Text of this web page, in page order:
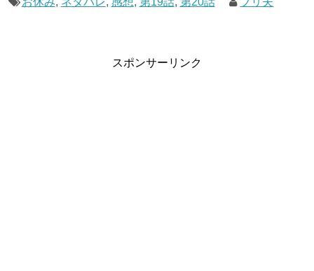
第20話はいちかとシエルがまぜまぜ！
スポンサーリンク